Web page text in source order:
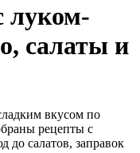
луком-
салаты и
вкусом по
рецепты с
салатов, заправок